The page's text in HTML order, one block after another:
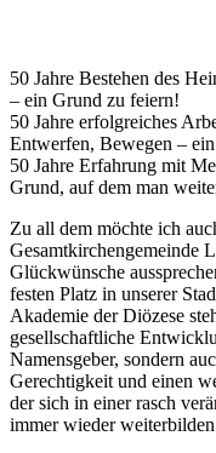
50 Jahre Bestehen des
– ein Grund zu feiern!
50 Jahre erfolgreiches
Entwerfen, Bewegen –
50 Jahre Erfahrung mit
Grund, auf dem man
Zu all dem möchte ich
Gesamtkirchengemeinde
Glückwünsche
festen Platz in unserer
Akademie der Diözese
gesellschaftliche
Namensgeber, sondern
Gerechtigkeit und einen
der sich in einer rasch
immer wieder